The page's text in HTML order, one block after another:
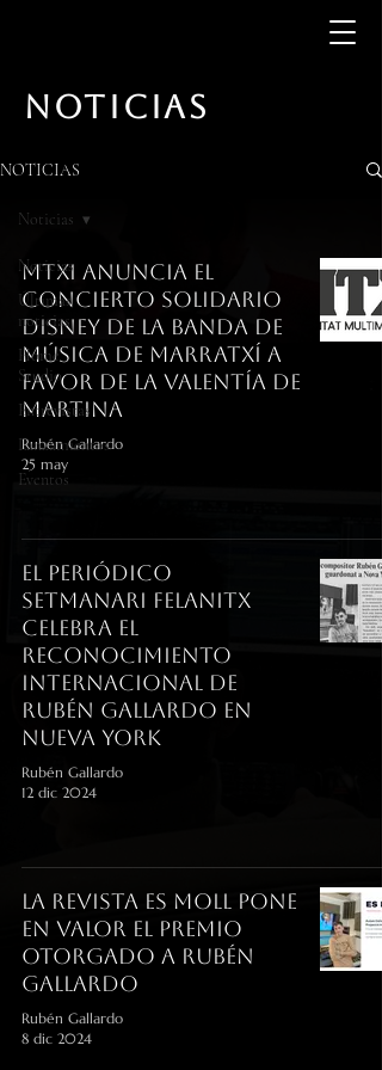
NOTICIAS
NOTICIAS
Noticias
Últimas
noticias
Home
Studio
Entrevistas
Lanzamientos
Eventos
Noticias
MTXI anuncia el
concierto solidario
Disney de la Banda de
Música de Marratxí a
favor de La Valentía de
Martina
Rubén Gallardo
25 may
El Periódico
Setmanari Felanitx
Celebra el
Reconocimiento
Internacional de
Rubén Gallardo en
Nueva York
Rubén Gallardo
12 dic 2024
La revista Es Moll pone
en valor el premio
otorgado a Rubén
Gallardo
Rubén Gallardo
8 dic 2024